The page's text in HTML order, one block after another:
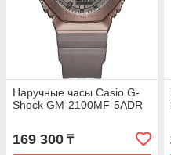
Наручные часы Casio G-
Shock GM-2100MF-5ADR
169 300 ₸